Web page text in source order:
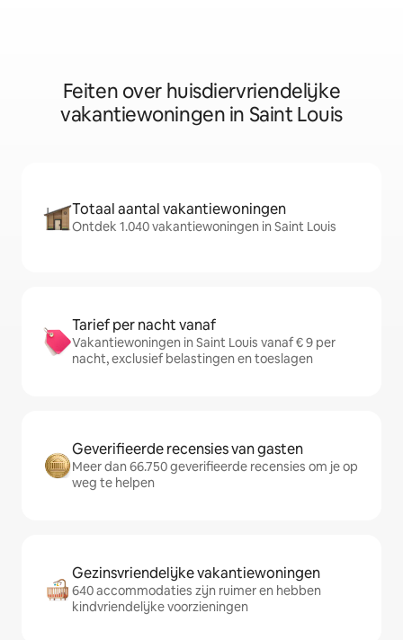
Feiten over huisdiervriendelijke
vakantiewoningen in Saint Louis
Totaal aantal vakantiewoningen
Ontdek 1.040 vakantiewoningen in Saint Louis
Tarief per nacht vanaf
Vakantiewoningen in Saint Louis vanaf € 9 per
nacht, exclusief belastingen en toeslagen
Geverifieerde recensies van gasten
Meer dan 66.750 geverifieerde recensies om je op
weg te helpen
Gezinsvriendelijke vakantiewoningen
640 accommodaties zijn ruimer en hebben
kindvriendelijke voorzieningen